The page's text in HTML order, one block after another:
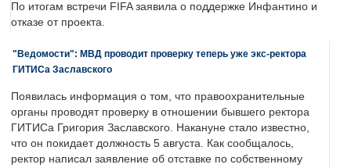
По итогам встречи FIFA заявила о поддержке Инфантино и
отказе от проекта.
"Ведомости": МВД проводит проверку теперь уже экс-ректора
ГИТИСа Заславского
Появилась информация о том, что правоохранительные
органы проводят проверку в отношении бывшего ректора
ГИТИСа Григория Заславского. Накануне стало известно,
что он покидает должность 5 августа. Как сообщалось,
ректор написал заявление об отставке по собственному